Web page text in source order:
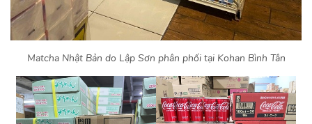
Matcha Nhật Bản do Lập Sơn phân phối tại Kohan Bình Tân